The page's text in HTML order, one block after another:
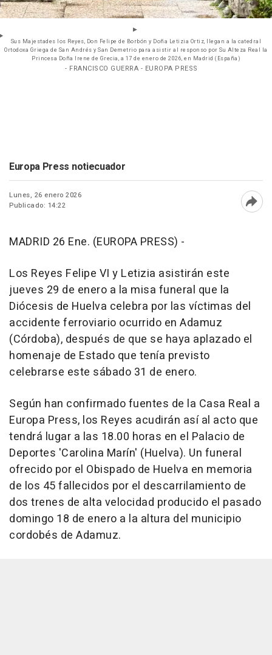
Sus Majestades los Reyes, Don Felipe de Borbón y Doña Letizia Ortiz, llegan a la catedral
Ortodoxa Griega de San Andrés y San Demetrio para asistir al responso por Su Alteza Real la
Princesa Doña Irene de Grecia, a 17 de enero de 2026, en Madrid (España)
- FRANCISCO GUERRA - EUROPA PRESS
Europa Press notiecuador
Lunes, 26 enero 2026
Publicado: 14:22
MADRID 26 Ene. (EUROPA PRESS) -
Los Reyes Felipe VI y Letizia asistirán este
jueves 29 de enero a la misa funeral que la
Diócesis de Huelva celebra por las víctimas del
accidente ferroviario ocurrido en Adamuz
(Córdoba), después de que se haya aplazado el
homenaje de Estado que tenía previsto
celebrarse este sábado 31 de enero.
Según han confirmado fuentes de la Casa Real a
Europa Press, los Reyes acudirán así al acto que
tendrá lugar a las 18.00 horas en el Palacio de
Deportes 'Carolina Marín' (Huelva). Un funeral
ofrecido por el Obispado de Huelva en memoria
de los 45 fallecidos por el descarrilamiento de
dos trenes de alta velocidad producido el pasado
domingo 18 de enero a la altura del municipio
cordobés de Adamuz.